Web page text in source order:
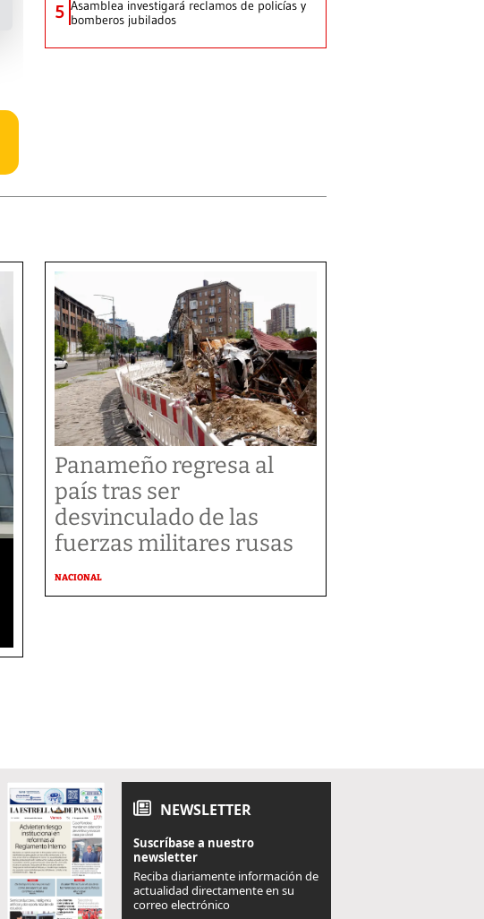
5 Asamblea investigará reclamos de policías y
bomberos jubilados
Panameño regresa al
país tras ser
desvinculado de las
fuerzas militares rusas
NACIONAL
NEWSLETTER
Suscríbase a nuestro
newsletter
Reciba diariamente información de
actualidad directamente en su
correo electrónico